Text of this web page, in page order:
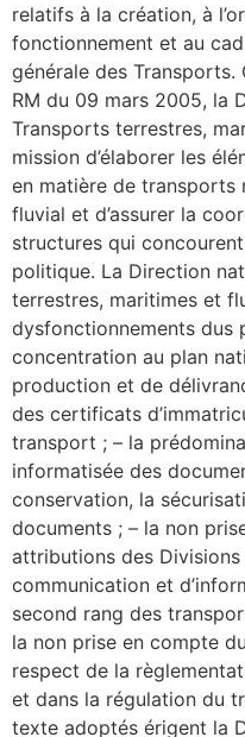
relatifs à la création, à
fonctionnement et au
générale des
RM du 09 mars 2005, la
Transports terrestres,
mission d’élaborer les
en matière de transports
fluvial et d’assurer la
structures qui
politique. La Direction
terrestres, maritimes et
dysfonctionnements dus
concentration au plan
production et de
des certificats
transport ; – la
informatisée des
conservation, la
documents ; – la non
attributions des
communication et
second rang des
la non prise en compte
respect de la
et dans la régulation du
texte adoptés érigent la